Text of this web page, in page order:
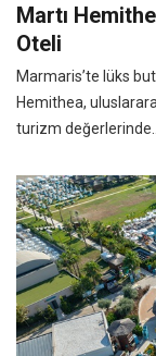
Martı
Oteli
Marmaris’te lüks
Hemithea,
turizm değerlerinde...